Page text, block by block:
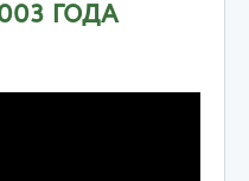
ГОДА